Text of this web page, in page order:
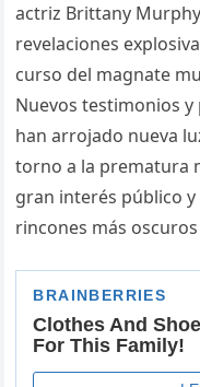
actriz Brittany
revelaciones
curso del magnate
Nuevos testimonios
han arrojado nueva
torno a la prematura
gran interés público
rincones más